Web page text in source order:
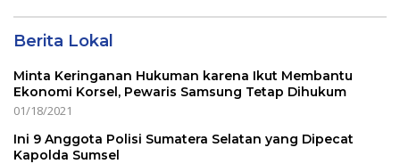
Berita Lokal
Minta Keringanan Hukuman karena Ikut Membantu
Ekonomi Korsel, Pewaris Samsung Tetap Dihukum
01/18/2021
Ini 9 Anggota Polisi Sumatera Selatan yang Dipecat
Kapolda Sumsel